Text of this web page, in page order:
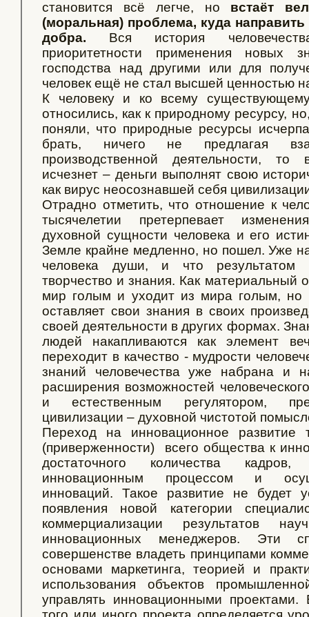
становится всё легче, но встаёт
(моральная) проблема, куда
добра. Вся история
приоритетности применения
господства над другими или для
человек ещё не стал высшей ценностью
К человеку и ко всему
относились, как к природному ресурсу,
поняли, что природные ресурсы
брать, ничего не предлагая
производственной деятельности, то
исчезнет – деньги выполнят свою
как вирус неосознавшей себя
Отрадно отметить, что отношение к
тысячелетии претерпевает
духовной сущности человека и его
Земле крайне медленно, но пошел. Уже
человека души, и что результатом
творчество и знания. Как материальный
мир голым и уходит из мира голым, но
оставляет свои знания в своих
своей деятельности в других формах.
людей накапливаются как элемент
переходит в качество - мудрости
знаний человечества уже набрана и
расширения возможностей
и естественным регулятором,
цивилизации – духовной чистотой
Переход на инновационное развитие
(приверженности) всего общества к
достаточного количества кадров,
инновационным процессом и
инноваций. Такое развитие не будет
появления новой категории
коммерциализации результатов
инновационных менеджеров. Эти
совершенстве владеть принципами
основами маркетинга, теорией и
использования объектов
управлять инновационными проектами.